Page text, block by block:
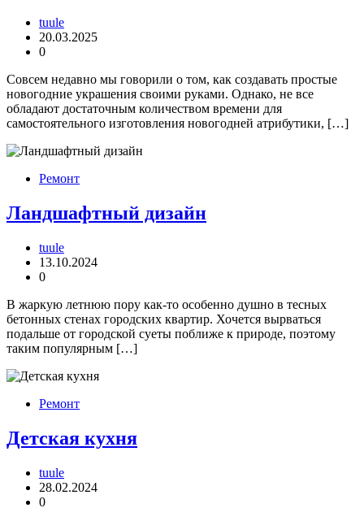
tuule
20.03.2025
0
Совсем недавно мы говорили о том, как создавать простые
новогодние украшения своими руками. Однако, не все
обладают достаточным количеством времени для
самостоятельного изготовления новогодней атрибутики, […]
Ремонт
Ландшафтный дизайн
tuule
13.10.2024
0
В жаркую летнюю пору как-то особенно душно в тесных
бетонных стенах городских квартир. Хочется вырваться
подальше от городской суеты поближе к природе, поэтому
таким популярным […]
Ремонт
Детская кухня
tuule
28.02.2024
0